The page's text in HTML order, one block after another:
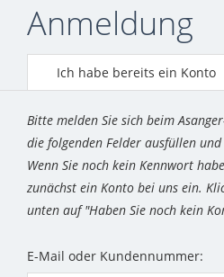
Anmeldung
Ich habe bereits ein Konto
Bitte melden Sie sich beim
die folgenden Felder ausfüllen
Wenn Sie noch kein Kennwort
zunächst ein Konto bei uns ein.
unten auf "Haben Sie noch kein
E-Mail oder Kundennummer: